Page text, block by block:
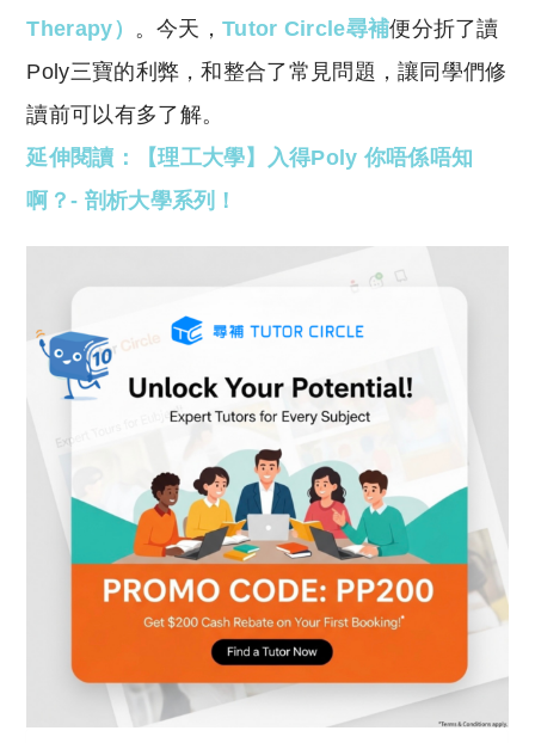
Therapy）
。今天，Tutor Circle尋補便分折了讀
Poly三寶的利弊，和整合了常見問題，讓同學們修
讀前可以有多了解。
延伸閱讀：【理工大學】入得Poly 你唔係唔知
啊？- 剖析大學系列！